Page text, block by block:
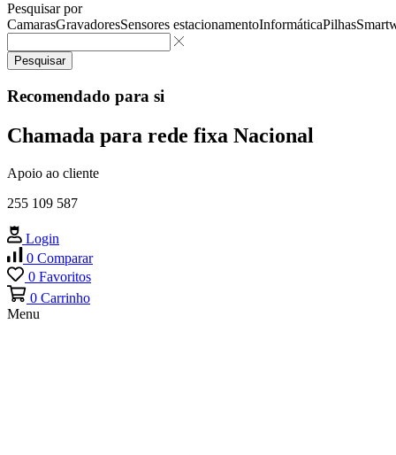
Pesquisar por
CamarasGravadoresSensores estacionamentoInformáticaPilhas
Pesquisar
Recomendado para si
Chamada para rede fixa Nacional
Apoio ao cliente
255 109 587
Login
0 Comparar
0 Favoritos
0 Carrinho
Menu